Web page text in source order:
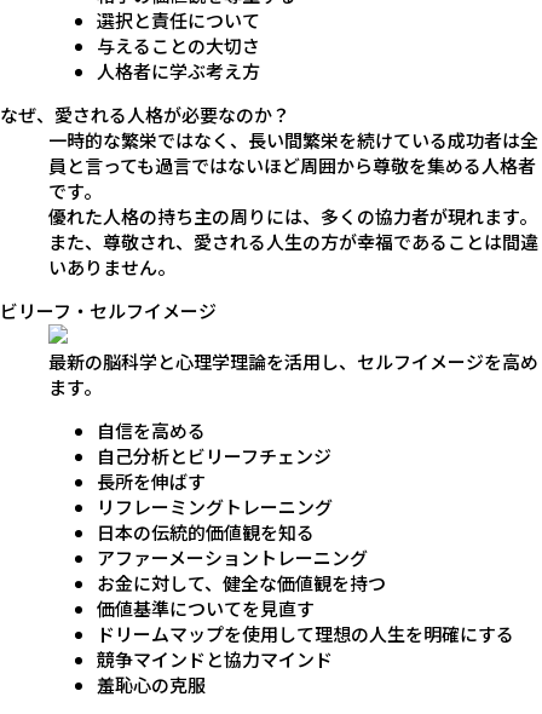
選択と責任について
与えることの大切さ
人格者に学ぶ考え方
なぜ、愛される人格が必要なのか？
一時的な繁栄ではなく、長い間繁栄を続けている成功者は全
員と言っても過言ではないほど周囲から尊敬を集める人格者
です。
優れた人格の持ち主の周りには、多くの協力者が現れます。
また、尊敬され、愛される人生の方が幸福であることは間違
いありません。
ビリーフ・ セルフイメージ
最新の脳科学と心理学理論を活用し、セルフイメージを高め
ます。
自信を高める
自己分析とビリーフチェンジ
長所を伸ばす
リフレーミングトレーニング
日本の伝統的価値観を知る
アファーメーショントレーニング
お金に対して、健全な価値観を持つ
価値基準についてを見直す
ドリームマップを使用して理想の人生を明確にする
競争マインドと協力マインド
羞恥心の克服